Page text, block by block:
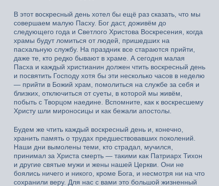
В этот воскресный день хотел бы ещё раз сказать, что мы
совершаем малую Пасху. Бог даст, доживём до
следующего года и Светлого Христова Воскресения, когда
храмы будут ломиться от людей, пришедших на
пасхальную службу. На праздник все стараются прийти,
даже те, кто редко бывают в храме. А сегодня малая
Пасха и каждый христианин должен чтить воскресный день
и посвятить Господу хотя бы эти несколько часов в неделю
— прийти в Божий храм, помолиться на службе за себя и
близких, отключиться от суеты, в которой мы живём,
побыть с Творцом наедине. Вспомните, как к воскресшему
Христу шли мироносицы и как бежали апостолы.
Будем же чтить каждый воскресный день и, конечно,
хранить память о трудах предшествовавших поколений.
Наши дни вымолены теми, кто страдал, мучился,
принимал за Христа смерть — такими как Патриарх Тихон
и другие святые мужи и жены нашей Церкви. Они не
боялись ничего и никого, кроме Бога, и несмотря ни на что
сохранили веру. Для нас с вами это большой жизненный